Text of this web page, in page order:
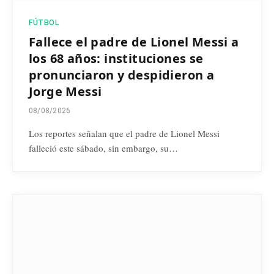
FÚTBOL
Fallece el padre de Lionel Messi a
los 68 años: instituciones se
pronunciaron y despidieron a
Jorge Messi
08/08/2026
Los reportes señalan que el padre de Lionel Messi
falleció este sábado, sin embargo, su…